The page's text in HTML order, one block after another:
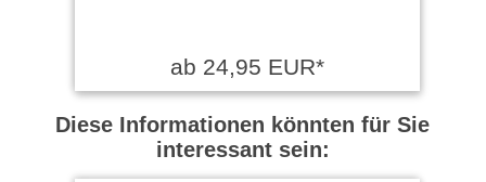
ab 24,95 EUR*
Diese Informationen könnten für Sie
interessant sein: